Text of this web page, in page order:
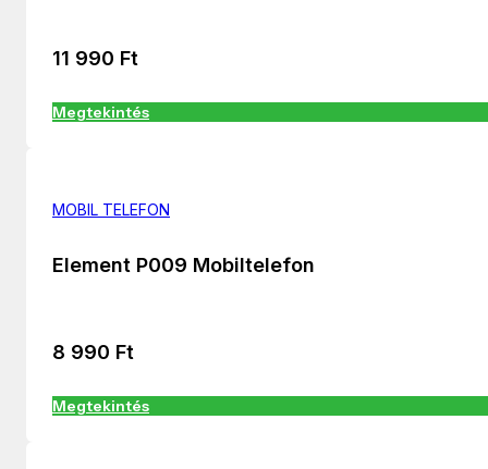
11 990 Ft
Megtekintés
MOBIL TELEFON
Element P009 Mobiltelefon
8 990 Ft
Megtekintés